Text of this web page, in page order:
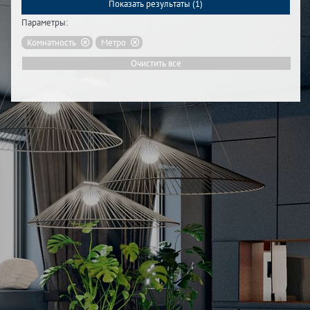
Показать результаты (1)
Параметры:
Комнатность
Метро
Очистить все